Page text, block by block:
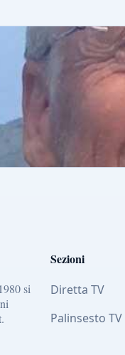
si
Sezioni
Diretta TV
Palinsesto TV